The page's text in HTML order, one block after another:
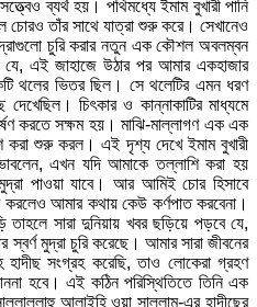
ব্যর্থ হয়। পথিমধ্যে ইমাম বুখারী পানি
তাঁর সাথে যাত্রা শুরু করে। সেখানেও
চুরি করার নতুন এক কৌশল অবলম্বন
এই জাহাজে উঠার পর আমার একহাজার
থলের ভিতর ছিল। সে থলেটির এমন ধরণ
দেখেছিল। চিৎকার ও কান্নাকাটির মাধ্যমে
করতে সক্ষম হয়। মাঝি-মাল্লাগণ এক এক
করা শুরু করল। এই দৃশ্য দেখে ইমাম বুখারী
এখন যদি আমাকে তল্লাশি করা হয়
পাওয়া যাবে। আর আমিই চোর হিসাবে
আমার কথায় কেউ কর্ণপাত করবেনা।
সারা দুনিয়ায় খবর ছড়িয়ে পড়বে যে,
স্বর্ণ মুদ্রা চুরি করেছে। আমার সারা জীবনের
সংগ্রহ করেছি, তাও লোকেরা গ্রহণ
হবে। এই কঠিন পরিস্থিতিতে তিনি এক
আলাইহি ওয়া সাল্লাম-এর হাদীছের